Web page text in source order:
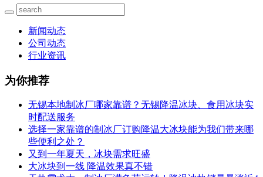
新闻动态
公司动态
行业资讯
为你推荐
无锡本地制冰厂哪家靠谱？无锡降温冰块、食用冰块实
时配送服务
选择一家靠谱的制冰厂订购降温大冰块能为我们带来哪
些便利之处？
又到一年夏天，冰块需求旺盛
大冰块到一线 降温效果真不错